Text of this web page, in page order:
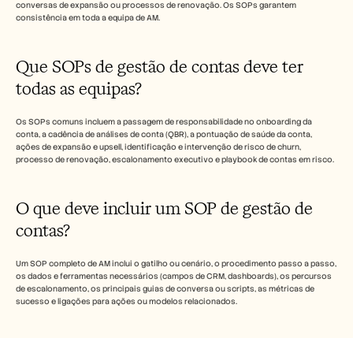
conversas de expansão ou processos de renovação. Os SOPs garantem
consistência em toda a equipa de AM.
Que SOPs de gestão de contas deve ter
todas as equipas?
Os SOPs comuns incluem a passagem de responsabilidade no onboarding da
conta, a cadência de análises de conta (QBR), a pontuação de saúde da conta,
ações de expansão e upsell, identificação e intervenção de risco de churn,
processo de renovação, escalonamento executivo e playbook de contas em risco.
O que deve incluir um SOP de gestão de
contas?
Um SOP completo de AM inclui o gatilho ou cenário, o procedimento passo a passo,
os dados e ferramentas necessários (campos de CRM, dashboards), os percursos
de escalonamento, os principais guias de conversa ou scripts, as métricas de
sucesso e ligações para ações ou modelos relacionados.